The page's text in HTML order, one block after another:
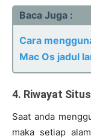
Baca Juga :
Cara
Mac Os jadul
4. Riwayat
Saat anda
maka setiap